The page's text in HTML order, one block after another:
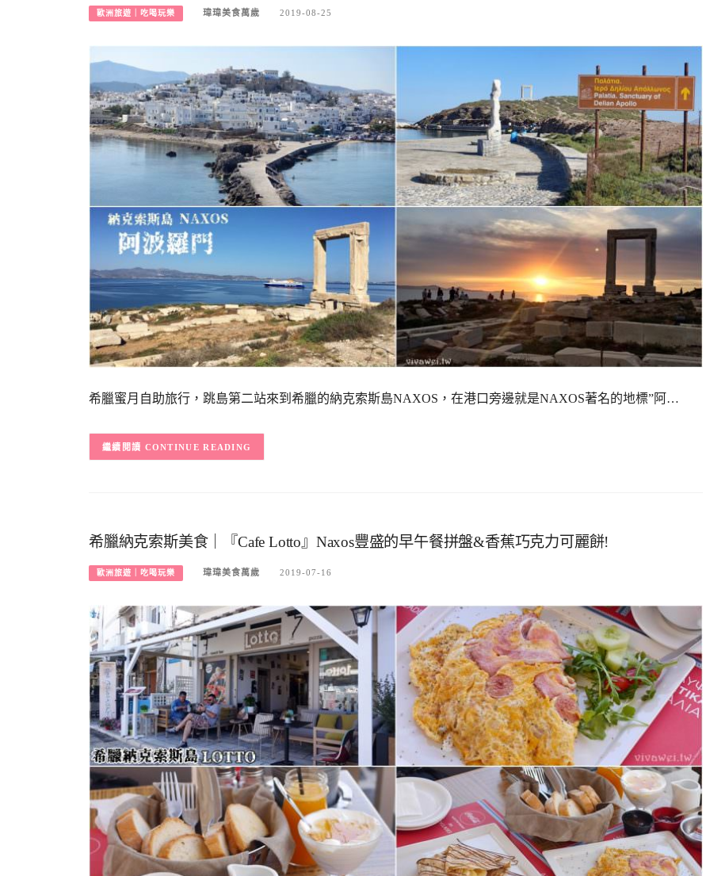
歐洲旅遊｜吃喝玩樂 瑋瑋美食萬歲 2019-08-25
希臘蜜月自助旅行，跳島第二站來到希臘的納克索斯島NAXOS，在港口旁邊就是NAXOS著名的地標”阿…
CONTINUE READING
希臘納克索斯美食｜『Cafe Lotto』Naxos豐盛的早午餐拼盤&香蕉巧克力可麗餅!
歐洲旅遊｜吃喝玩樂 瑋瑋美食萬歲 2019-07-16